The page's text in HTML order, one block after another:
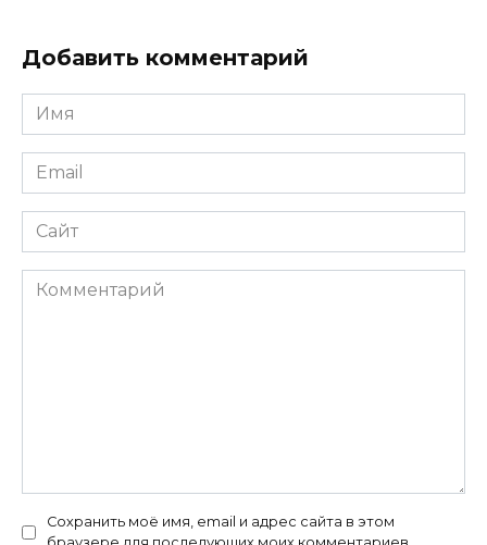
Добавить комментарий
Имя
*
Email
*
Сайт
Комментарий
Сохранить моё имя, email и адрес сайта в этом